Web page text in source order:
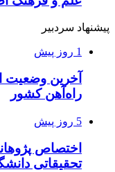
پیشنهاد سردبیر
1 روز پیش
آخرین وضعیت
راه‌آهن کشور
5 روز پیش
تحقیقاتی